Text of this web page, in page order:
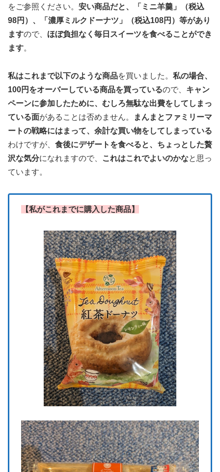
をご参照ください。 安い商品だと、「ミニ羊羹」（税込
98円）、「濃厚ミルクドーナツ」（税込108円）等があり
ますので、 ほぼ負担なく毎日スイーツを食べることができ
ます。
私はこれまで以下のような商品を買いました。 私の場合、
100円をオーバーしている商品を買っているので、 キャン
ペーンに参加したために、むしろ無駄な出費をしてしまっ
ている面があることは否めません。
まんまとファミリーマ
ートの戦略にはまって、余計な買い物をしてしまっている
わけですが、 食後にデザートを食べると、ちょっとした贅
沢な気分になれますので、 これはこれでよいのかなと思っ
ています。
【私がこれまでに購入した商品】